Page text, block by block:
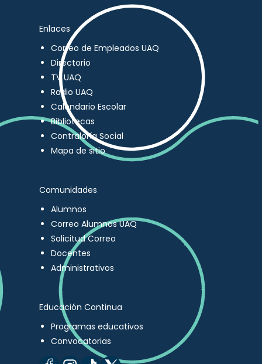
Enlaces
Correo de Empleados UAQ
Directorio
TV UAQ
Radio UAQ
Calendario Escolar
Bibliotecas
Contraloría Social
Mapa de sitio
Comunidades
Alumnos
Correo Alumnos UAQ
Solicitud Correo
Docentes
Administrativos
Educación Continua
Programas educativos
Convocatorias